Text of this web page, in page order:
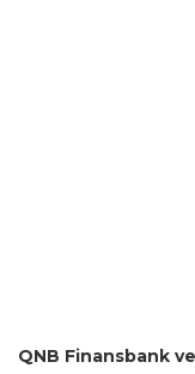
QNB Finansbank